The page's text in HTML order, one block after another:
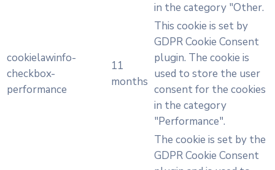
in the category "Other.
cookielawinfo-
checkbox-
performance
11
months
This cookie is set by
GDPR Cookie Consent
plugin. The cookie is
used to store the user
consent for the cookies
in the category
"Performance".
The cookie is set by the
GDPR Cookie Consent